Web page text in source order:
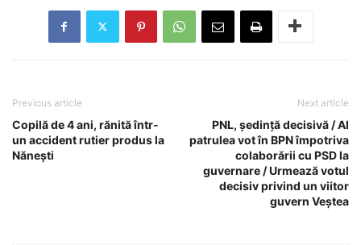
Previous article
Copilă de 4 ani, rănită într-
un accident rutier produs la
Nănești
Next article
PNL, ședință decisivă / Al
patrulea vot în BPN împotriva
colaborării cu PSD la
guvernare / Urmează votul
decisiv privind un viitor
guvern Veștea